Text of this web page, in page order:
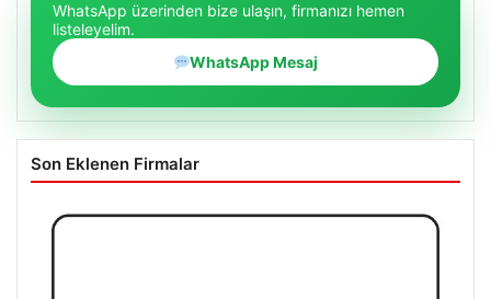
WhatsApp üzerinden bize ulaşın, firmanızı hemen
listeleyelim.
WhatsApp Mesaj
Son Eklenen Firmalar